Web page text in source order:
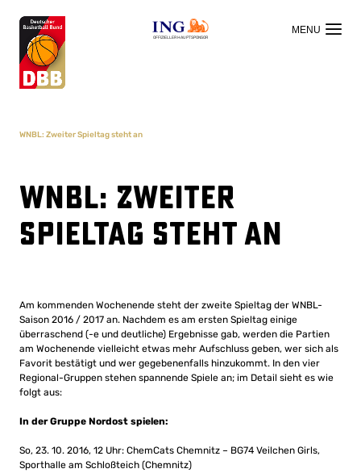
OFFIZIELLER HAUPTSPONSOR
WNBL: Zweiter Spieltag steht an
WNBL: Zweiter
Spieltag steht an
Am kommenden Wochenende steht der zweite Spieltag der WNBL-
Saison 2016 / 2017 an. Nachdem es am ersten Spieltag einige
überraschend (-e und deutliche) Ergebnisse gab, werden die Partien
am Wochenende vielleicht etwas mehr Aufschluss geben, wer sich als
Favorit bestätigt und wer gegebenenfalls hinzukommt. In den vier
Regional-Gruppen stehen spannende Spiele an; im Detail sieht es wie
folgt aus:
In der Gruppe Nordost spielen:
So, 23. 10. 2016, 12 Uhr: ChemCats Chemnitz – BG74 Veilchen Girls,
Sporthalle am Schloßteich (Chemnitz)